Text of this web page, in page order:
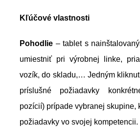
Kľúčové vlastnosti
Pohodlie – tablet s
umiestniť pri výrobnej linke,
vozík, do skladu,… Jedným
príslušné požiadavky
pozícií) prípade vybranej skupine,
požiadavky vo svojej kompetencii.